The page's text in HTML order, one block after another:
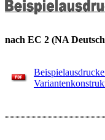
nach EC 2 (NA